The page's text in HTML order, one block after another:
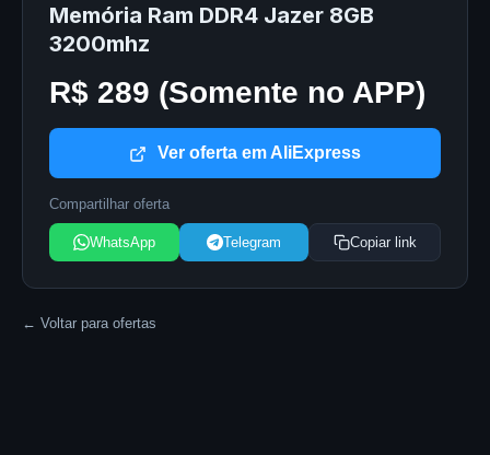
Memória Ram DDR4 Jazer 8GB
3200mhz
R$ 289 (Somente no APP)
Ver oferta em AliExpress
Compartilhar oferta
WhatsApp Telegram Copiar link
← Voltar para ofertas